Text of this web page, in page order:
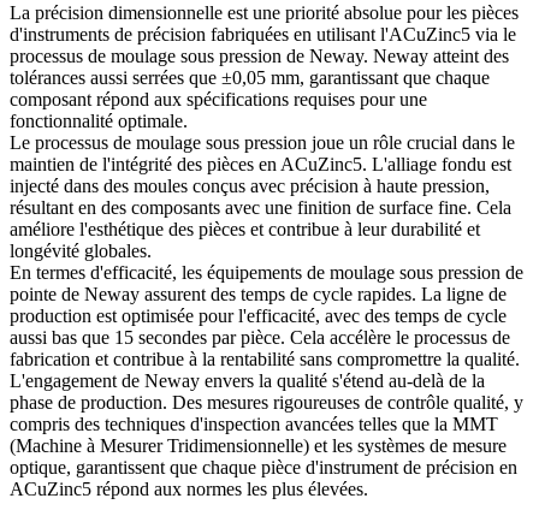
La précision dimensionnelle est une priorité absolue pour les pièces
d'instruments de précision fabriquées en utilisant l'ACuZinc5 via le
processus de moulage sous pression de Neway. Neway atteint des
tolérances aussi serrées que ±0,05 mm, garantissant que chaque
composant répond aux spécifications requises pour une
fonctionnalité optimale.
Le processus de moulage sous pression joue un rôle crucial dans le
maintien de l'intégrité des pièces en ACuZinc5. L'alliage fondu est
injecté dans des moules conçus avec précision à haute pression,
résultant en des composants avec une finition de surface fine. Cela
améliore l'esthétique des pièces et contribue à leur durabilité et
longévité globales.
En termes d'efficacité, les équipements de moulage sous pression de
pointe de Neway assurent des temps de cycle rapides. La ligne de
production est optimisée pour l'efficacité, avec des temps de cycle
aussi bas que 15 secondes par pièce. Cela accélère le processus de
fabrication et contribue à la rentabilité sans compromettre la qualité.
L'engagement de Neway envers la qualité s'étend au-delà de la
phase de production. Des mesures rigoureuses de contrôle qualité, y
compris des techniques d'inspection avancées telles que la MMT
(Machine à Mesurer Tridimensionnelle) et les systèmes de mesure
optique, garantissent que chaque pièce d'instrument de précision en
ACuZinc5 répond aux normes les plus élevées.